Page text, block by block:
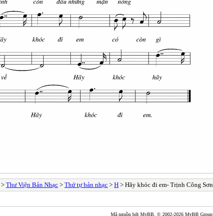
> Thư Viện Bản Nhạc > Thứ tự bản nhạc > H > Hãy khóc đi em- Trịnh Công Sơn
Mã nguồn bởi MyBB, © 2002-2026 MyBB Group